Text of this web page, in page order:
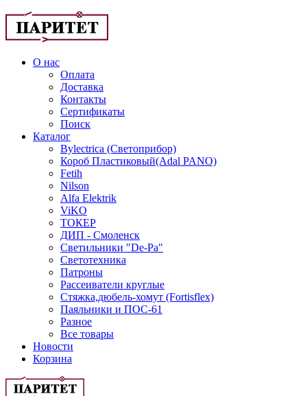
О нас
Оплата
Доставка
Контакты
Сертификаты
Поиск
Каталог
Bylectrica (Светоприбор)
Короб Пластиковый(Adal PANO)
Fetih
Nilson
Alfa Elektrik
ViKO
ТОКЕР
ДИП - Смоленск
Светильники "De-Pa"
Светотехника
Патроны
Рассеиватели круглые
Стяжка,дюбель-хомут (Fortisflex)
Паяльники и ПОС-61
Разное
Все товары
Новости
Корзина